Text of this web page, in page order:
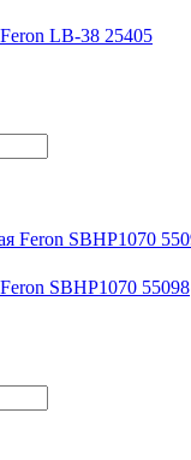
LB-38 25405
SBHP1070 55098